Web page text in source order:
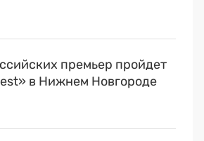
премьер пройдет
в Нижнем Новгороде